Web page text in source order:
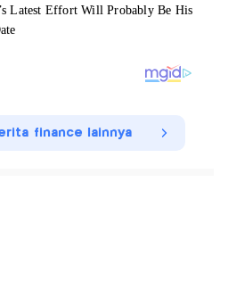
finance lainnya